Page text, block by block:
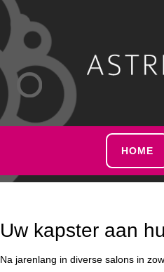
HOME
Uw kapster aan
Na jarenlang in diverse salons in